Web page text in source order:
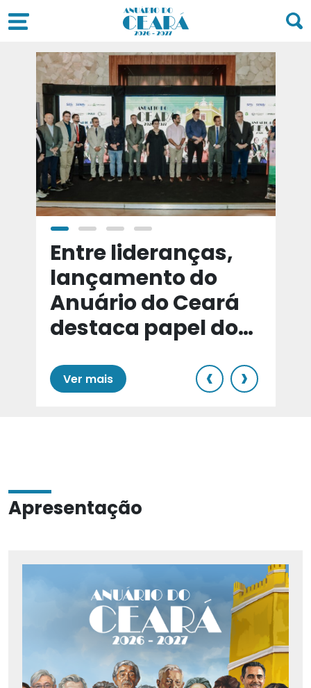
Entre lideranças,
lançamento do
Anuário do Ceará
destaca papel do
Ver mais ‹ ›
Apresentação